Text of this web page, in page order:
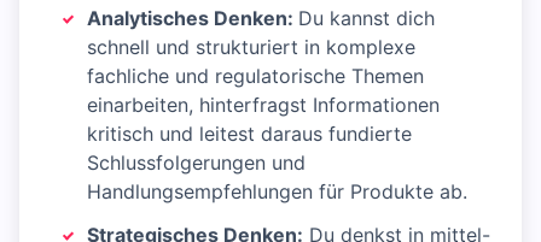
Analytisches Denken: Du kannst dich
schnell und strukturiert in komplexe
fachliche und regulatorische Themen
einarbeiten, hinterfragst Informationen
kritisch und leitest daraus fundierte
Schlussfolgerungen und
Handlungsempfehlungen für Produkte ab.
Strategisches Denken: Du denkst in mittel-